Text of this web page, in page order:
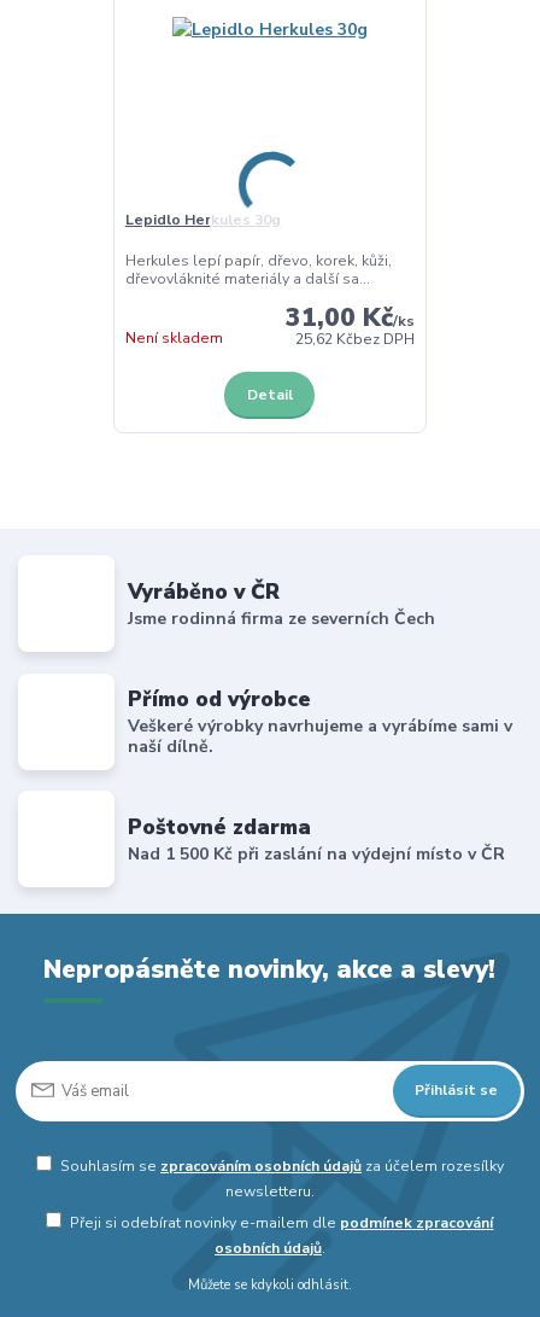
Lepidlo Herkules 30g
Herkules lepí papír, dřevo, korek, kůži,
dřevovláknité materiály a další sa...
31,00 Kč/ks
25,62 Kčbez DPH
Není skladem
Detail
Vyráběno v ČR
Jsme rodinná firma ze severních Čech
Přímo od výrobce
Veškeré výrobky navrhujeme a vyrábíme sami v
naší dílně.
Poštovné zdarma
Nad 1 500 Kč při zaslání na výdejní místo v ČR
Nepropásněte novinky, akce a slevy!
Přihlásit se
Souhlasím se zpracováním osobních údajůza účelem rozesílky
newsletteru.
Přeji si odebírat novinky e-mailem dle podmínek zpracování
osobních údajů.
Můžete se kdykoli odhlásit.